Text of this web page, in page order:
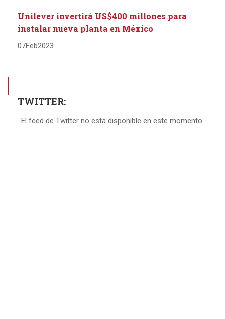
Unilever invertirá US$400 millones para
instalar nueva planta en México
07Feb2023
TWITTER:
El feed de Twitter no está disponible en este momento.